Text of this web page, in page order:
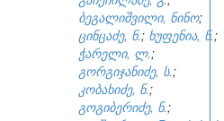
ბეგალიშვილი, ნინო;
ცინცაძე, ნ.; ხუფენია, ნ.;
ჭარელი, ლ.;
გორგიჯანიძე, ს.;
კობახიძე, ნ.;
გოგიბერიძე, ნ.;